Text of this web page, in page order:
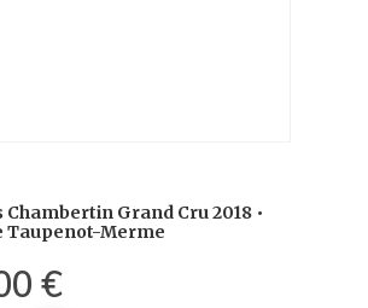
Chambertin Grand Cru 2018 •
Taupenot-Merme
€